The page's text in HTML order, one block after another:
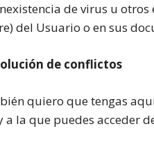
de virus u
del Usuario o en sus
de conflictos
quiero que tengas
a la que puedes acceder